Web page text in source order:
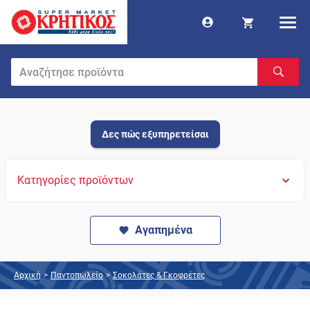
Δες πώς εξυπηρετείσαι
Κατηγορίες προϊόντων
Αγαπημένα
Αρχική > Παντοπωλείο > Σοκολάτες & Γκοφρέτες